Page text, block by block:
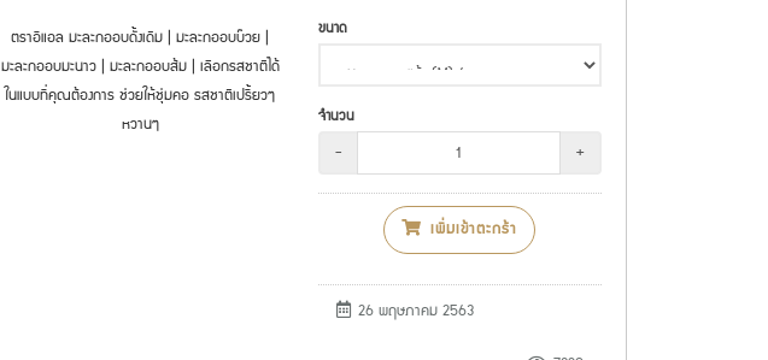
ตราอีแอล มะละกออบดั้งเดิม | มะละกออบบ๊วย |
มะละกออบมะนาว | มะละกออบส้ม | เลือกรสชาติได้
ในแบบที่คุณต้องการ ช่วยให้ชุ่มคอ รสชาติเปรี้ยวๆ
หวานๆ
ขนาด
จำนวน
- +
เพิ่มเข้าตะกร้า
26 พฤษภาคม 2563